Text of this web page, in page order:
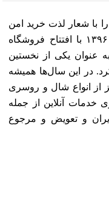
با شعار لذت خرید امن
اینترنتی توسط یک تیم جوان در سال ۱۳۹۶ با افتتاح فروشگاه
عنوان یکی از نخستین
در این سال‌ها همیشه
از انواع شال و روسری
خدمات آنلاین از جمله
و تعویض و مرجوع